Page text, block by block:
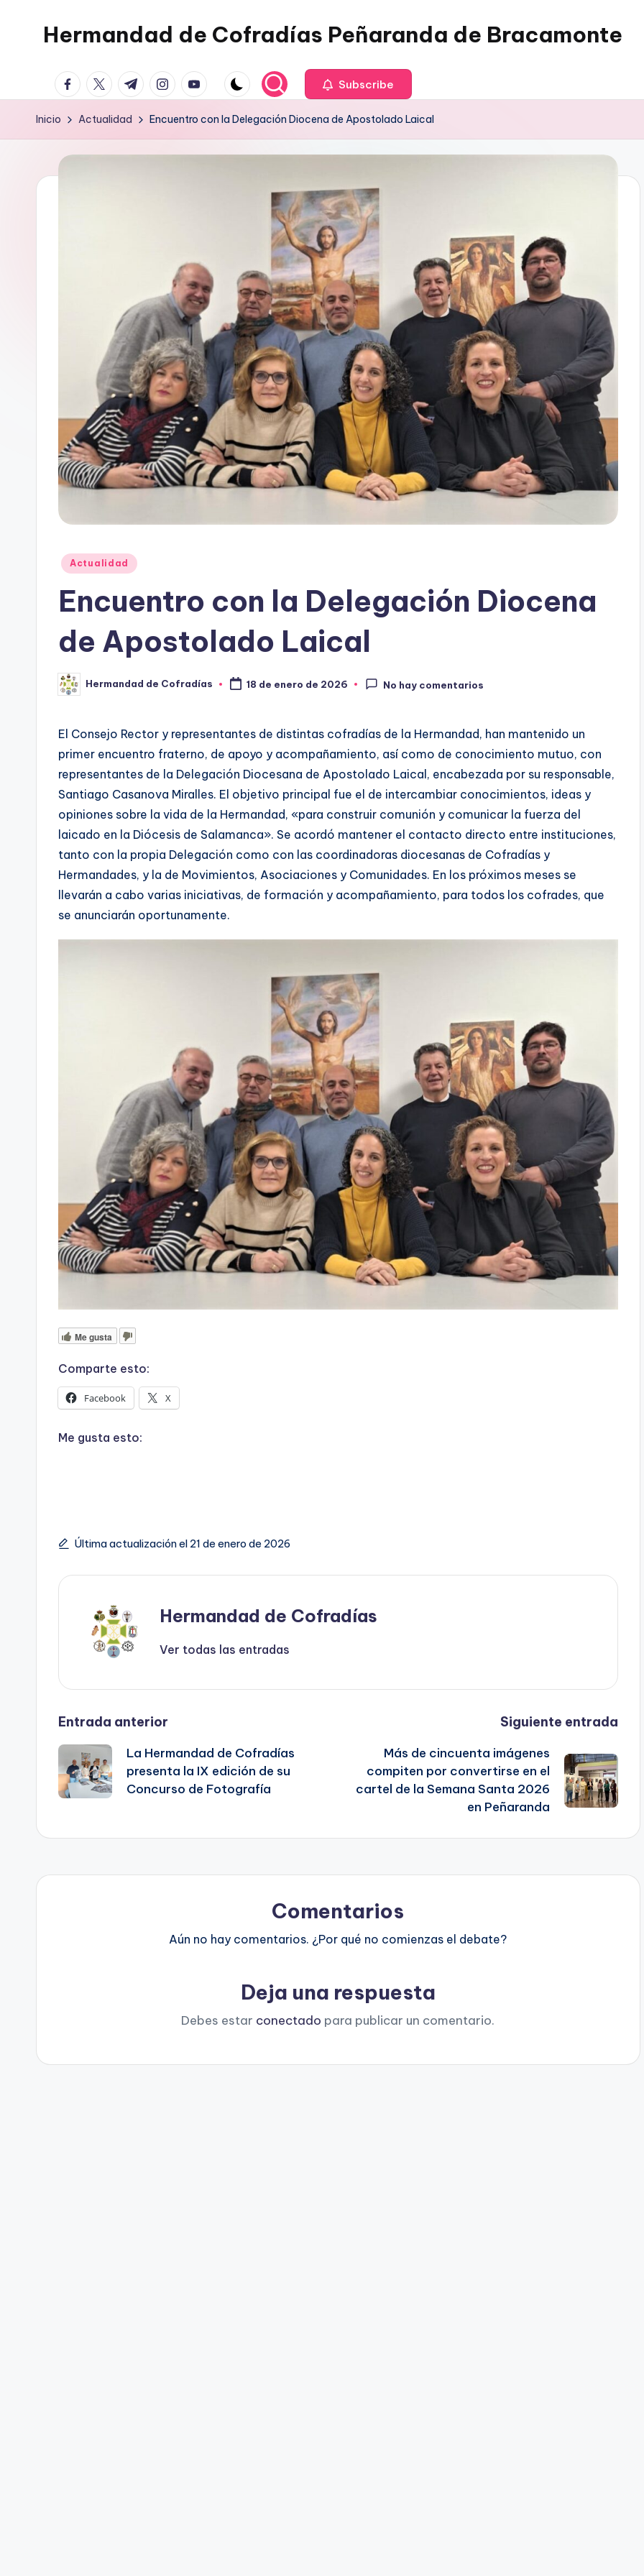
contenido
Hermandad de Cofradías Peñaranda de Bracamonte
facebook.com
twitter.com
t.me instagram.com
youtube.com Subscribe
Inicio Actualidad Encuentro con la Delegación Diocena de Apostolado Laical
Publicado
Actualidad
Encuentro con la Delegación Diocena
de Apostolado Laical
Publicado
por
Hermandad de Cofradías 18 de enero de 2026 No hay comentarios
El Consejo Rector y representantes de distintas cofradías de la Hermandad, han mantenido un
primer encuentro fraterno, de apoyo y acompañamiento, así como de conocimiento mutuo, con
representantes de la Delegación Diocesana de Apostolado Laical, encabezada por su responsable,
Santiago Casanova Miralles. El objetivo principal fue el de intercambiar conocimientos, ideas y
opiniones sobre la vida de la Hermandad, «para construir comunión y comunicar la fuerza del
laicado en la Diócesis de Salamanca». Se acordó mantener el contacto directo entre instituciones,
tanto con la propia Delegación como con las coordinadoras diocesanas de Cofradías y
Hermandades, y la de Movimientos, Asociaciones y Comunidades. En los próximos meses se
llevarán a cabo varias iniciativas, de formación y acompañamiento, para todos los cofrades, que
se anunciarán oportunamente.
Me gusta
Comparte esto:
Facebook X
Me gusta esto:
Última actualización el 21 de enero de 2026
Hermandad de Cofradías
Ver todas las entradas
Navegación
de
entradas
Entrada anterior
La Hermandad de Cofradías
presenta la IX edición de su
Concurso de Fotografía
Siguiente entrada
Más de cincuenta imágenes
compiten por convertirse en el
cartel de la Semana Santa 2026
en Peñaranda
Comentarios
Aún no hay comentarios. ¿Por qué no comienzas el debate?
Deja una respuesta
Debes estar conectado para publicar un comentario.